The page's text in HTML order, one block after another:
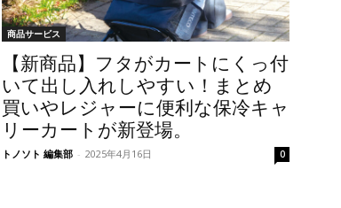
商品サービス
【新商品】フタがカートにくっ付
いて出し入れしやすい！まとめ
買いやレジャーに便利な保冷キャ
リーカートが新登場。
トノソト 編集部 - 2025年4月16日 0